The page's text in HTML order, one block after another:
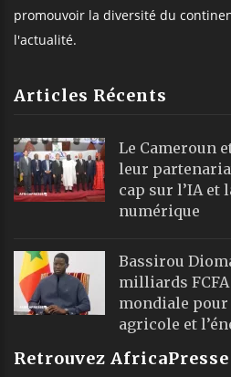
promouvoir la diversité du
l'actualité.
Articles Récents
Le Cameroun
leur
cap sur l’IA
numérique
Bassirou
milliards FCFA
mondiale
agricole et
Retrouvez AfricaPresse